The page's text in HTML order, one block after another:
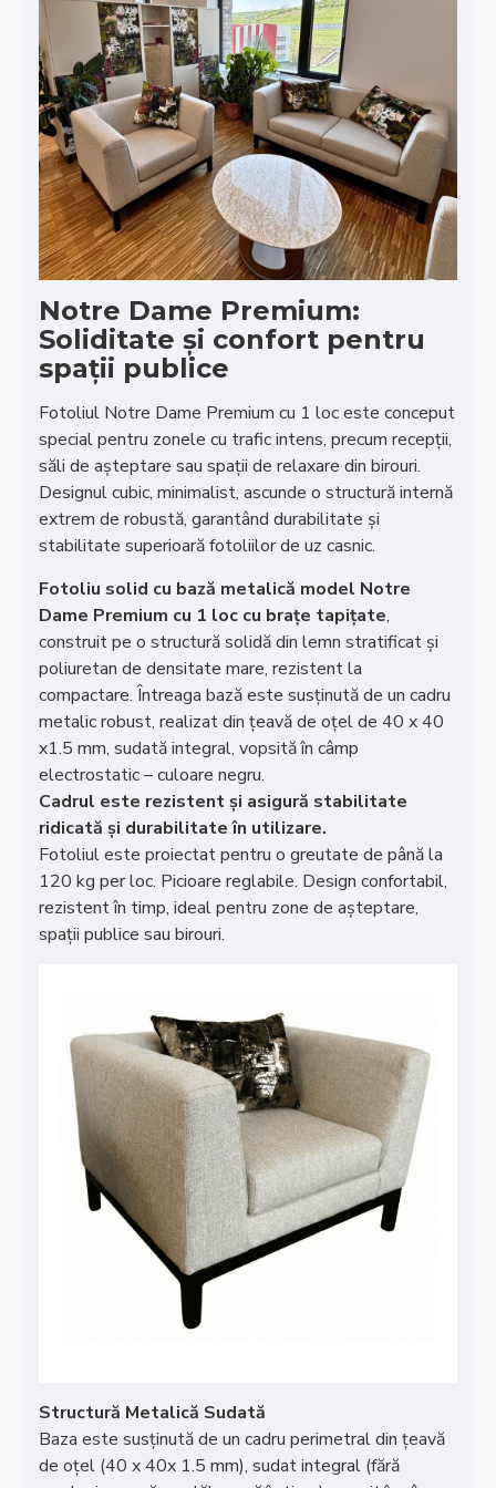
Notre Dame Premium:
Soliditate și confort pentru
spații publice
Fotoliul Notre Dame Premium cu 1 loc este conceput
special pentru zonele cu trafic intens, precum recepții,
săli de așteptare sau spații de relaxare din birouri.
Designul cubic, minimalist, ascunde o structură internă
extrem de robustă, garantând durabilitate și
stabilitate superioară fotoliilor de uz casnic.
Fotoliu solid cu bază metalică model Notre
Dame Premium cu 1 loc cu brațe tapițate,
construit pe o structură solidă din lemn stratificat și
poliuretan de densitate mare, rezistent la
compactare. Întreaga bază este susținută de un cadru
metalic robust, realizat din țeavă de oțel de 40 x 40
x1.5 mm, sudată integral, vopsită în câmp
electrostatic – culoare negru.
Cadrul este rezistent și asigură stabilitate
ridicată și durabilitate în utilizare.
Fotoliul este proiectat pentru o greutate de până la
120 kg per loc. Picioare reglabile. Design confortabil,
rezistent în timp, ideal pentru zone de așteptare,
spații publice sau birouri.
Structură Metalică Sudată
Baza este susținută de un cadru perimetral din țeavă
de oțel (40 x 40x 1.5 mm), sudat integral (fără